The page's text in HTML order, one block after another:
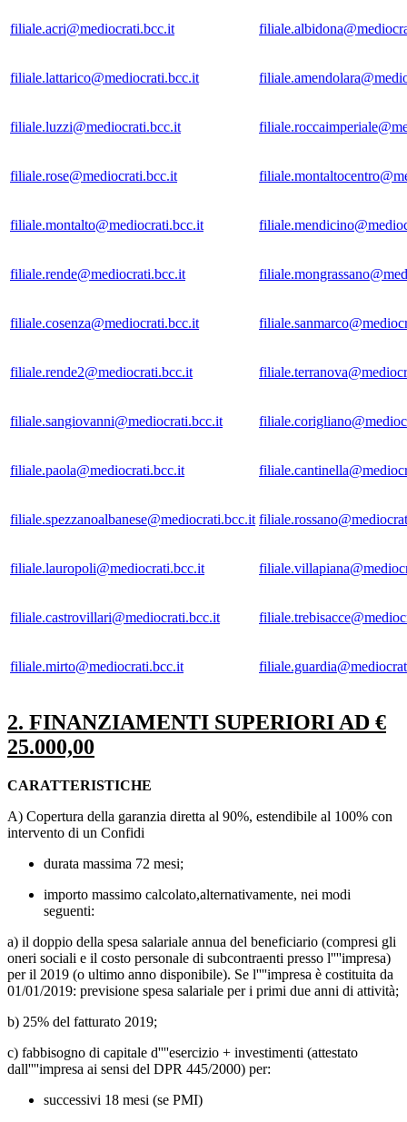
filiale.acri@mediocrati.bcc.it
filiale.lattarico@mediocrati.bcc.it
filiale.luzzi@mediocrati.bcc.it
filiale.rose@mediocrati.bcc.it
filiale.montalto@mediocrati.bcc.it
filiale.rende@mediocrati.bcc.it
filiale.cosenza@mediocrati.bcc.it
filiale.rende2@mediocrati.bcc.it
filiale.sangiovanni@mediocrati.bcc.it
filiale.paola@mediocrati.bcc.it
filiale.spezzanoalbanese@mediocrati.bcc.it
filiale.lauropoli@mediocrati.bcc.it
filiale.castrovillari@mediocrati.bcc.it
filiale.mirto@mediocrati.bcc.it
2. FINANZIAMENTI SUPERIORI AD €
25.000,00
CARATTERISTICHE
A) Copertura della garanzia diretta al 90%, estendibile al 100% con
intervento di un Confidi
durata massima 72 mesi;
importo massimo calcolato,alternativamente, nei modi
seguenti:
a) il doppio della spesa salariale annua del beneficiario (compresi gli
oneri sociali e il costo personale di subcontraenti presso l''''impresa)
per il 2019 (o ultimo anno disponibile). Se l''''impresa è costituita da
01/01/2019: previsione spesa salariale per i primi due anni di attività;
b) 25% del fatturato 2019;
c) fabbisogno di capitale d''''esercizio + investimenti (attestato
dall''''impresa ai sensi del DPR 445/2000) per:
successivi 18 mesi (se PMI)